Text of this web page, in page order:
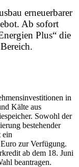
erneuerbarer
Ab sofort
Plus“ die
in
Kälte aus
Sowohl der
bestehender
ein
zur Verfügung.
ab dem 18. Juni
beantragen.